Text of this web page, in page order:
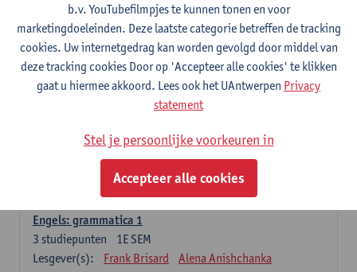
Engels: verplichte opleidingsonderdelen
Engels: taalbeheersing 1
1E SEM
3studiepunten
Lesgever(s):
Marilize Pretorius
Alena Anishchanka
Pauline Jadoulle
Engels: Taalbeheersing 2
2E SEM
studiepunten
Jennifer Thewissen
Pauline Jadoulle
Alena Anishchanka
Marilize Pretorius
Engels: grammatica 1
1E SEM
3 studiepunten
Lesgever(s):
Frank Brisard Alena Anishchanka
b.v. YouTubefilmpjes te kunnen tonen en voor
marketingdoeleinden. Deze laatste categorie betreffen de tracking
cookies. Uw internetgedrag kan worden gevolgd door middel van
deze tracking cookies Door op 'Accepteer alle cookies' te klikken
gaat u hiermee akkoord. Lees ook het UAntwerpen Privacy
statement
Stel je persoonlijke voorkeuren in
Accepteer alle cookies